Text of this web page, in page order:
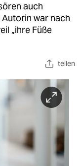
auch
war nach
„ihre Füße
teilen